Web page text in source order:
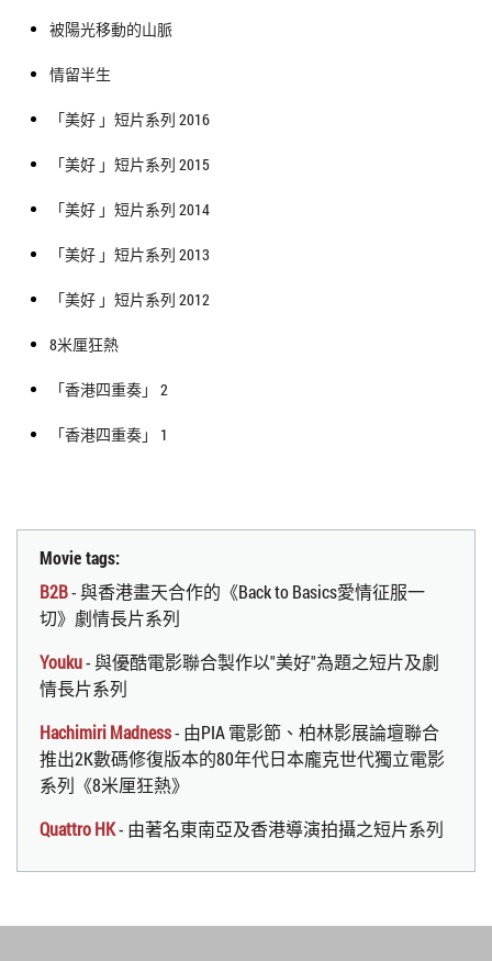
被陽光移動的山脈
情留半生
「美好 」短片系列 2016
「美好 」短片系列 2015
「美好 」短片系列 2014
「美好 」短片系列 2013
「美好 」短片系列 2012
8米厘狂熱
「香港四重奏」 2
「香港四重奏」 1
Movie tags:
B2B- 與香港畫天合作的《Back to Basics愛情征服一
切》劇情長片系列
Youku- 與優酷電影聯合製作以"美好"為題之短片及劇
情長片系列
Hachimiri Madness- 由PIA 電影節、柏林影展論壇聯合
推出2K數碼修復版本的80年代日本龐克世代獨立電影
系列《8米厘狂熱》
Quattro HK- 由著名東南亞及香港導演拍攝之短片系列